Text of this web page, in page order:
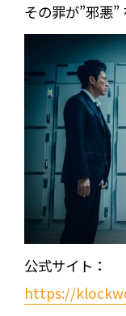
その罪が”邪悪”
公式サイト：
https://